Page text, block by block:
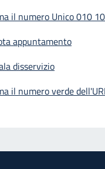
il numero Unico 010
appuntamento
disservizio
il numero verde